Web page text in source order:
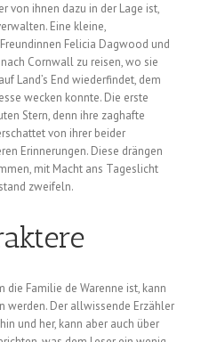
von ihnen dazu in der Lage ist,
Eine kleine,
Felicia Dagwood und
Cornwall zu reisen, wo sie
Land’s End wiederfindet, dem
wecken konnte. Die erste
Stern, denn ihre zaghafte
von ihrer beider
Erinnerungen. Diese drängen
mit Macht ans Tageslicht
zweifeln.
die Familie de Warenne ist, kann
werden. Der allwissende Erzähler
und her, kann aber auch über